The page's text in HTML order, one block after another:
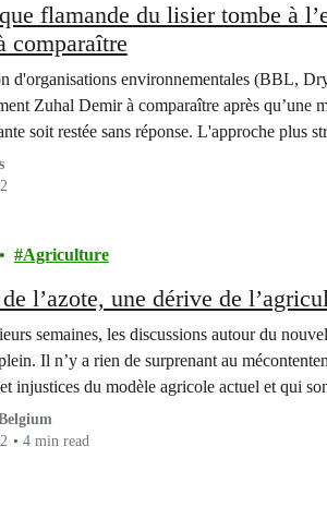
flamande du lisier tombe à
comparaître
d'organisations environnementales (BBL,
Zuhal Demir à comparaître après qu’une
soit restée sans réponse. L'approche plus
environnemental et…
Agriculture
l’azote, une dérive de
semaines, les discussions autour du
Il n’y a rien de surprenant au
injustices du modèle agricole actuel et qui
4 min read